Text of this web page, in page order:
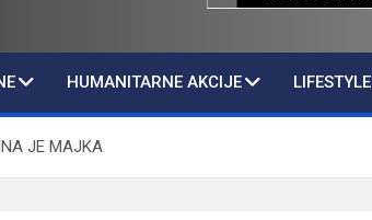
HUMANITARNE AKCIJE LIFESTYLE
JE MAJKA